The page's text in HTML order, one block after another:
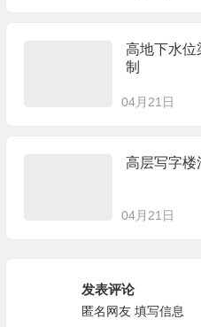
高地下水位
制
04月21日
高层写字楼
04月21日
发表评论
匿名网友 填写信息